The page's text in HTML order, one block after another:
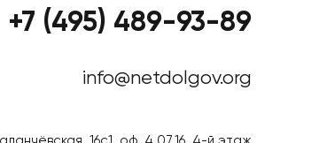
+7 (495) 489-93-89
info@netdolgov.org